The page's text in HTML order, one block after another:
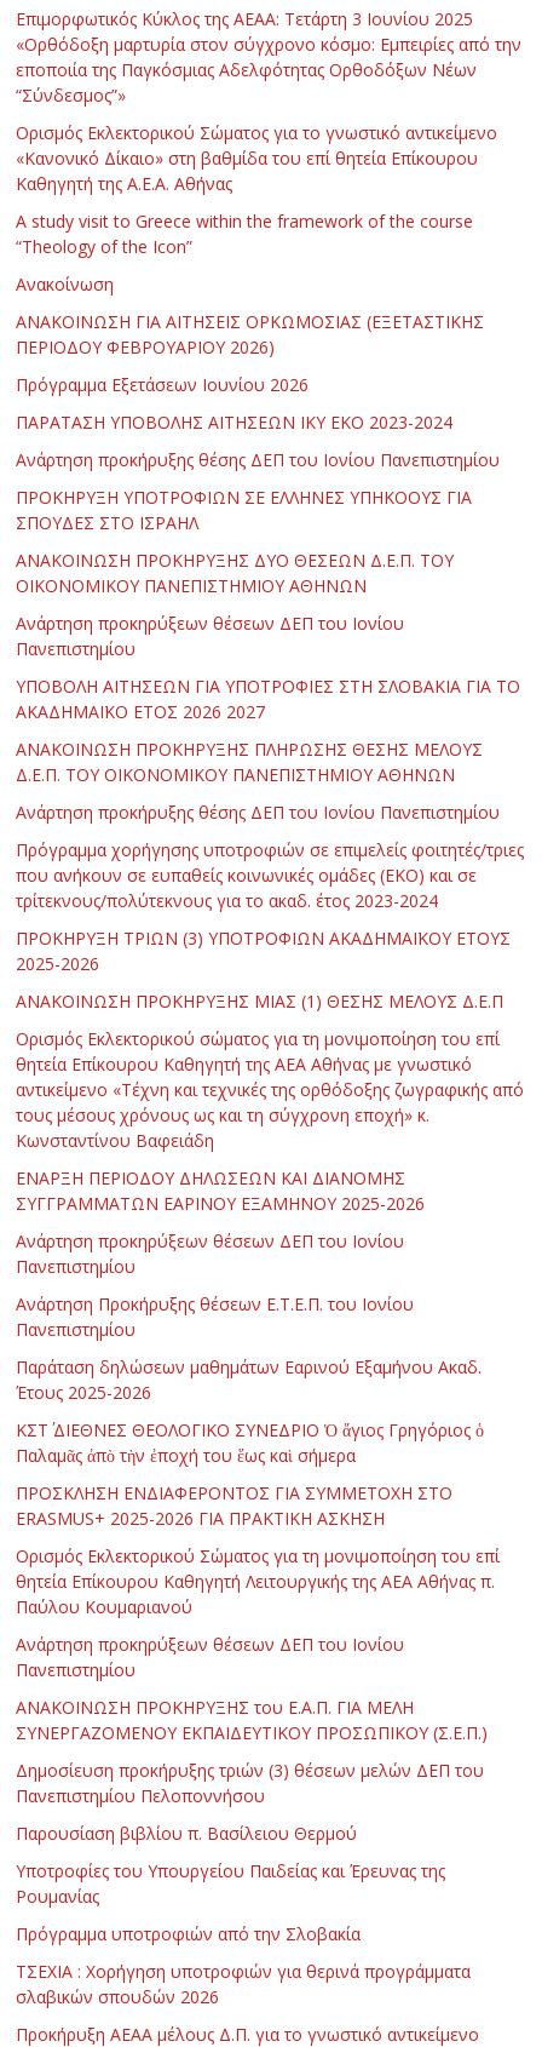
Επιμορφωτικός Κύκλος της ΑΕΑΑ: Τετάρτη 3 Ιουνίου 2025
«Ορθόδοξη μαρτυρία στον σύγχρονο κόσμο: Εμπειρίες από την
εποποιία της Παγκόσμιας Αδελφότητας Ορθοδόξων Νέων
“Σύνδεσμος”»
Ορισμός Εκλεκτορικού Σώματος για το γνωστικό αντικείμενο
«Κανονικό Δίκαιο» στη βαθμίδα του επί θητεία Επίκουρου
Καθηγητή της Α.Ε.Α. Αθήνας
Α study visit to Greece within the framework of the course
“Theology of the Icon”
Ανακοίνωση
ΑΝΑΚΟΙΝΩΣΗ ΓΙΑ ΑΙΤΗΣΕΙΣ ΟΡΚΩΜΟΣΙΑΣ (ΕΞΕΤΑΣΤΙΚΗΣ
ΠΕΡΙΟΔΟΥ ΦΕΒΡΟΥΑΡΙΟΥ 2026)
Πρόγραμμα Εξετάσεων Ιουνίου 2026
ΠΑΡΑΤΑΣΗ ΥΠΟΒΟΛΗΣ ΑΙΤΗΣΕΩΝ ΙΚΥ ΕΚΟ 2023-2024
Ανάρτηση προκήρυξης θέσης ΔΕΠ του Ιονίου Πανεπιστημίου
ΠΡΟΚΗΡΥΞΗ ΥΠΟΤΡΟΦΙΩΝ ΣΕ ΕΛΛΗΝΕΣ ΥΠΗΚΟΟΥΣ ΓΙΑ
ΣΠΟΥΔΕΣ ΣΤΟ ΙΣΡΑΗΛ
ΑΝΑΚΟΙΝΩΣΗ ΠΡΟΚΗΡΥΞΗΣ ΔΥΟ ΘΕΣΕΩΝ Δ.Ε.Π. ΤΟΥ
ΟΙΚΟΝΟΜΙΚΟΥ ΠΑΝΕΠΙΣΤΗΜΙΟΥ ΑΘΗΝΩΝ
Ανάρτηση προκηρύξεων θέσεων ΔΕΠ του Ιονίου
Πανεπιστημίου
ΥΠΟΒΟΛΗ ΑΙΤΗΣΕΩΝ ΓΙΑ ΥΠΟΤΡΟΦΙΕΣ ΣΤΗ ΣΛΟΒΑΚΙΑ ΓΙΑ ΤΟ
ΑΚΑΔΗΜΑΪΚΟ ΕΤΟΣ 2026 2027
ΑΝΑΚΟΙΝΩΣΗ ΠΡΟΚΗΡΥΞΗΣ ΠΛΗΡΩΣΗΣ ΘΕΣΗΣ ΜΕΛΟΥΣ
Δ.Ε.Π. ΤΟΥ ΟΙΚΟΝΟΜΙΚΟΥ ΠΑΝΕΠΙΣΤΗΜΙΟΥ ΑΘΗΝΩΝ
Ανάρτηση προκήρυξης θέσης ΔΕΠ του Ιονίου Πανεπιστημίου
Πρόγραμμα χορήγησης υποτροφιών σε επιμελείς φοιτητές/τριες
που ανήκουν σε ευπαθείς κοινωνικές ομάδες (ΕΚΟ) και σε
τρίτεκνους/πολύτεκνους για το ακαδ. έτος 2023-2024
ΠΡΟΚΗΡΥΞΗ ΤΡΙΩΝ (3) ΥΠΟΤΡΟΦΙΩΝ ΑΚΑΔΗΜΑΪΚΟΥ ΕΤΟΥΣ
2025-2026
ΑΝΑΚΟΙΝΩΣΗ ΠΡΟΚΗΡΥΞΗΣ ΜΙΑΣ (1) ΘΕΣΗΣ ΜΕΛΟΥΣ Δ.Ε.Π
Ορισμός Εκλεκτορικού σώματος για τη μονιμοποίηση του επί
θητεία Επίκουρου Καθηγητή της ΑΕΑ Αθήνας με γνωστικό
αντικείμενο «Τέχνη και τεχνικές της ορθόδοξης ζωγραφικής από
τους μέσους χρόνους ως και τη σύγχρονη εποχή» κ.
Κωνσταντίνου Βαφειάδη
ΕΝΑΡΞΗ ΠΕΡΙΟΔΟΥ ΔΗΛΩΣΕΩΝ ΚΑΙ ΔΙΑΝΟΜΗΣ
ΣΥΓΓΡΑΜΜΑΤΩΝ ΕΑΡΙΝΟΥ ΕΞΑΜΗΝΟΥ 2025-2026
Ανάρτηση προκηρύξεων θέσεων ΔΕΠ του Ιονίου
Πανεπιστημίου
Ανάρτηση Προκήρυξης θέσεων Ε.Τ.Ε.Π. του Ιονίου
Πανεπιστημίου
Παράταση δηλώσεων μαθημάτων Εαρινού Εξαμήνου Ακαδ.
Έτους 2025-2026
ΚΣΤ΄ ΔΙΕΘΝΕΣ ΘΕΟΛΟΓΙΚΟ ΣΥΝΕΔΡΙΟ Ὁ ἅγιος Γρηγόριος ὁ
Παλαμᾶς ἀπὸ τὴν ἐποχή του ἕως καὶ σήμερα
ΠΡΟΣΚΛΗΣΗ ΕΝΔΙΑΦΕΡΟΝΤΟΣ ΓΙΑ ΣΥΜΜΕΤΟΧΗ ΣΤΟ
ERASMUS+ 2025-2026 ΓΙΑ ΠΡΑΚΤΙΚΗ ΑΣΚΗΣΗ
Ορισμός Εκλεκτορικού Σώματος για τη μονιμοποίηση του επί
θητεία Επίκουρου Καθηγητή Λειτουργικής της ΑΕΑ Αθήνας π.
Παύλου Κουμαριανού
Ανάρτηση προκηρύξεων θέσεων ΔΕΠ του Ιονίου
Πανεπιστημίου
ΑΝΑΚΟΙΝΩΣΗ ΠΡΟΚΗΡΥΞΗΣ του Ε.Α.Π. ΓΙΑ ΜΕΛΗ
ΣΥΝΕΡΓΑΖΟΜΕΝΟΥ ΕΚΠΑΙΔΕΥΤΙΚΟΥ ΠΡΟΣΩΠΙΚΟΥ (Σ.Ε.Π.)
Δημοσίευση προκήρυξης τριών (3) θέσεων μελών ΔΕΠ του
Πανεπιστημίου Πελοποννήσου
Παρουσίαση βιβλίου π. Βασίλειου Θερμού
Υποτροφίες του Υπουργείου Παιδείας και Έρευνας της
Ρουμανίας
Πρόγραμμα υποτροφιών από την Σλοβακία
ΤΣΕΧΙΑ : Χορήγηση υποτροφιών για θερινά προγράμματα
σλαβικών σπουδών 2026
Προκήρυξη ΑΕΑΑ μέλους Δ.Π. για το γνωστικό αντικείμενο